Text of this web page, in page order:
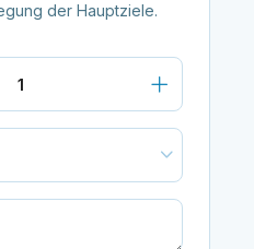
der Hauptziele.